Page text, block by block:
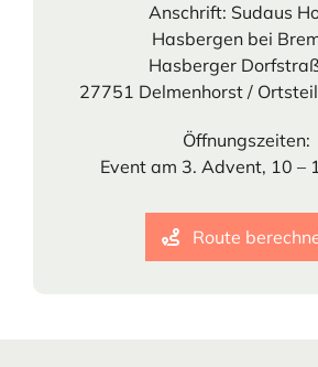
Anschrift: Sudaus
Hasbergen bei
Hasberger
27751 Delmenhorst /
Öffnungszeiten:
Event am 3. Advent, 10 –
Route